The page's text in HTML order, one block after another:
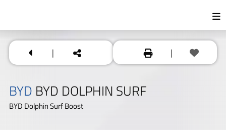
| |
BYD BYD DOLPHIN SURF
BYD Dolphin Surf Boost